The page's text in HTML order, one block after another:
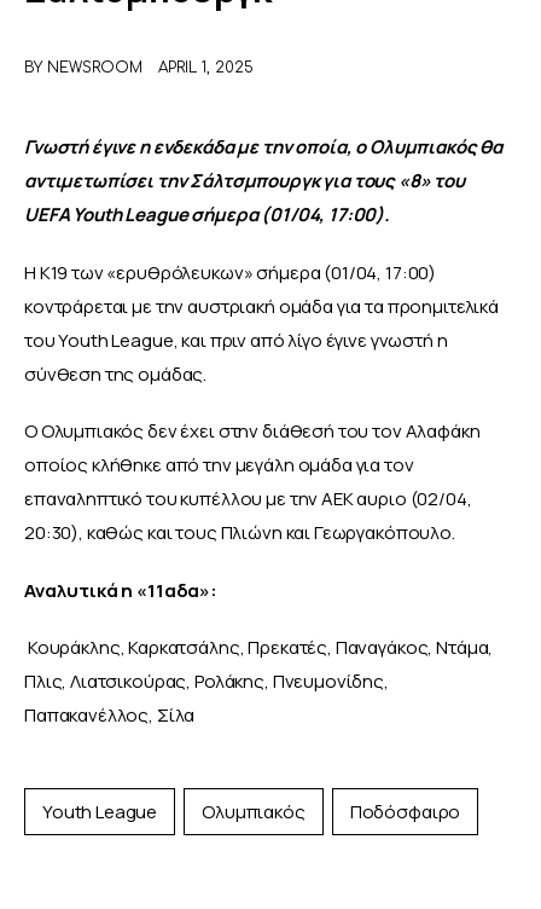
ΑΦΙΕΡΩΜΑΤΑ
BY NEWSROOM APRIL 1, 2025
Γνωστή έγινε η ενδεκάδα με την οποία, ο Ολυμπιακός θα
αντιμετωπίσει την Σάλτσμπουργκ για τους «8» του
UEFA Youth League σήμερα (01/04, 17:00).
Η Κ19 των «ερυθρόλευκων» σήμερα (01/04, 17:00)
κοντράρεται με την αυστριακή ομάδα για τα προημιτελικά
του Youth League, και πριν από λίγο έγινε γνωστή η
σύνθεση της ομάδας.
Ο Ολυμπιακός δεν έχει στην διάθεσή του τον Αλαφάκη
οποίος κλήθηκε από την μεγάλη ομάδα για τον
επαναληπτικό του κυπέλλου με την ΑΕΚ αυριο (02/04,
20:30), καθώς και τους Πλιώνη και Γεωργακόπουλο.
Αναλυτικά η «11αδα»:
Κουράκλης, Καρκατσάλης, Πρεκατές, Παναγάκος, Ντάμα,
Πλις, Λιατσικούρας, Ρολάκης, Πνευμονίδης,
Παπακανέλλος, Σίλα
Youth League Ολυμπιακός Ποδόσφαιρο